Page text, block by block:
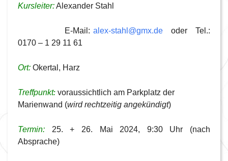
Kursleiter:Alexander Stahl
E-Mail: alex-stahl@gmx.deoder Tel.:
0170 – 1 29 11 61
Ort: Okertal, Harz
Treffpunkt: voraussichtlich am Parkplatz der
Marienwand (wird rechtzeitig angekündigt)
Termin: 25. + 26. Mai 2024, 9:30 Uhr (nach
Absprache)